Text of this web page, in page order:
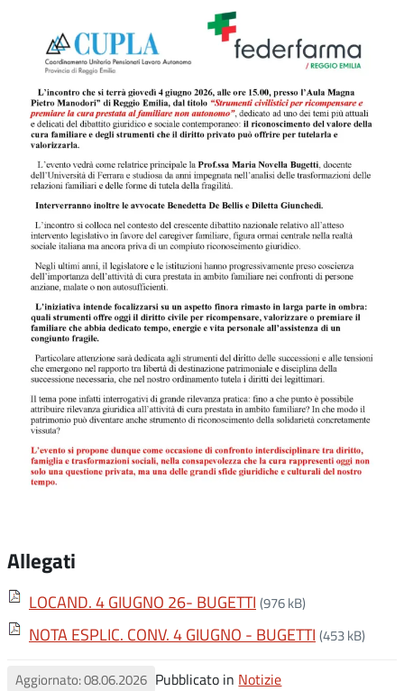
Allegati
LOCAND. 4 GIUGNO 26- BUGETTI (976 kB)
NOTA ESPLIC. CONV. 4 GIUGNO - BUGETTI (453 kB)
Aggiornato: 08.06.2026 Pubblicato in Notizie